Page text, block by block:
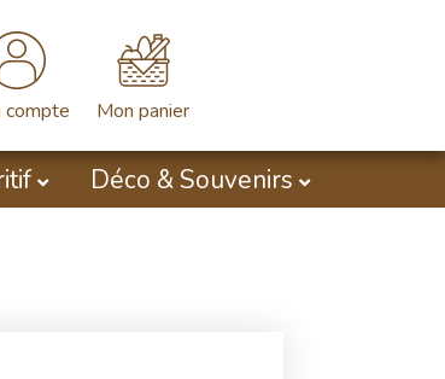
compte Mon panier
Déco & Souvenirs